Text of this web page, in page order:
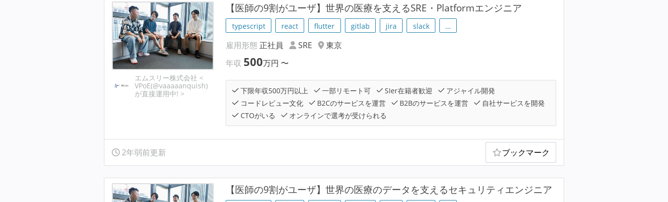
エムスリー株式会社 <
VPoE(@vaaaaanquish)
が直接運用中! >
【医師の9割がユーザ】世界の医療を支えるSRE・Platformエンジニア
typescript react flutter gitlab jira slack …
雇用形態 正社員 SRE
東京
年収 500万円 〜
下限年収500万円以上 一部リモート可 SIer在籍者歓迎
アジャイル開発
コードレビュー文化
B2Cのサービスを運営 B2Bのサービスを運営
自社サービスを開発
CTOがいる
オンラインで選考が受けられる
2年弱前更新 ブックマーク
【医師の9割がユーザ】世界の医療のデータを支えるセキュリティエンジニア